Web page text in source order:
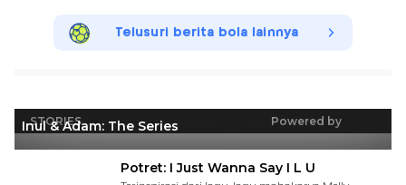
Telusuri berita bola lainnya